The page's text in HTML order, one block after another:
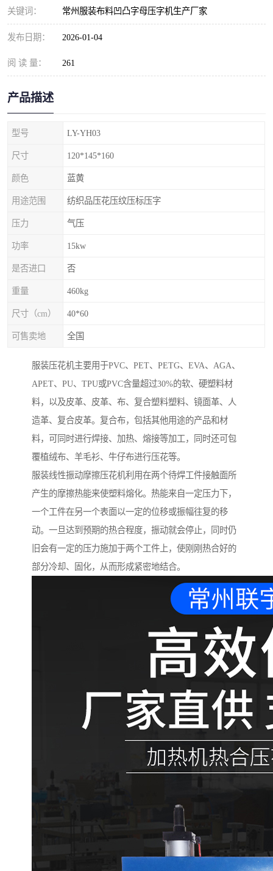
关键词： 常州服装布料凹凸字母压字机生产厂家
发布日期： 2026-01-04
阅 读 量： 261
产品描述
型号 LY-YH03
尺寸 120*145*160
颜色 蓝黄
用途范围 纺织品压花压纹压标压字
压力 气压
功率 15kw
是否进口 否
重量 460kg
尺寸（cm） 40*60
可售卖地 全国
服装压花机主要用于PVC、PET、PETG、EVA、AGA、
APET、PU、TPU或PVC含量超过30%的软、硬塑料材
料，以及皮革、皮革、布、复合塑料塑料、镜面革、人
造革、复合皮革。复合布，包括其他用途的产品和材
料，可同时进行焊接、加热、熔接等加工，同时还可包
覆植绒布、羊毛衫、牛仔布进行压花等。
服装线性振动摩擦压花机利用在两个待焊工件接触面所
产生的摩擦热能来使塑料熔化。热能来自一定压力下，
一个工件在另一个表面以一定的位移或振幅往复的移
动。一旦达到预期的热合程度，振动就会停止，同时仍
旧会有一定的压力施加于两个工件上，使刚刚热合好的
部分冷却、固化，从而形成紧密地结合。